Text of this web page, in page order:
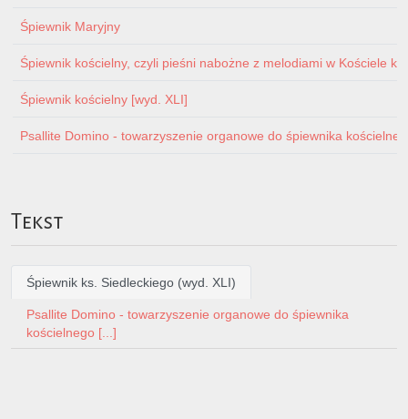
Śpiewnik Maryjny
Śpiewnik kościelny, czyli pieśni nabożne z melodiami w Kościele
Śpiewnik kościelny [wyd. XLI]
Psallite Domino - towarzyszenie organowe do śpiewnika
Tekst
Śpiewnik ks. Siedleckiego (wyd. XLI)
Psallite Domino - towarzyszenie organowe do śpiewnika
kościelnego [...]